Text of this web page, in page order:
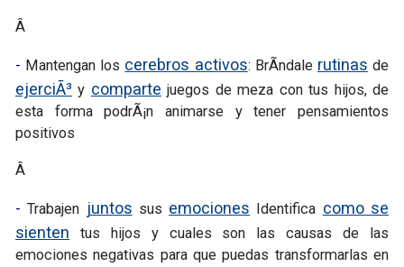
Â
- Mantengan los cerebros activos: BrÃ­ndale rutinas de
ejerciÃ³ y comparte juegos de meza con tus hijos, de
esta forma podrÃ¡n animarse y tener pensamientos
positivos
Â
-Trabajen juntos sus emociones Identifica como se
sienten tus hijos y cuales son las causas de las
emociones negativas para que puedas transformarlas en